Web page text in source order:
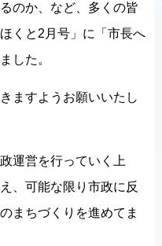
のか、など、多くの皆
くと2月号」に「市長へ
した。
ますようお願いいたし
運営を行っていく上
、可能な限り市政に反
まちづくりを進めてま